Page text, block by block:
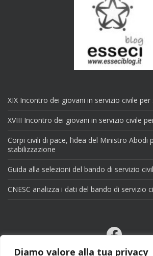
Diamo valore alla tua privacy
XIX Incontro dei giovani in servizio civile
XVIII Incontro dei giovani in servizio civile
Corpi civili di pace, l’idea del Ministro Abodi
stabilizzazione
Guida alla selezioni del bando di servizio
CNESC analizza i dati del bando di servizio